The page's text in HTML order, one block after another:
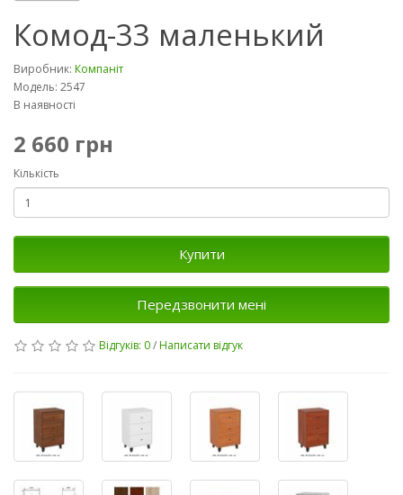
Комод-33 маленький
Виробник: Компаніт
Модель: 2547
В наявності
2 660 грн
Кількість
Купити
Передзвонити мені
Відгуків: 0/Написати відгук